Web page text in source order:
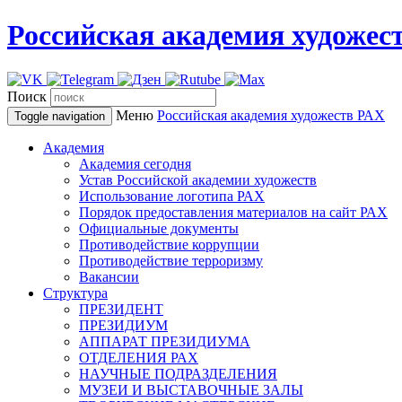
Российская академия
Поиск
Toggle navigation Меню Российская академия художеств РАХ
Академия
Академия сегодня
Устав Российской академии художеств
Использование логотипа РАХ
Порядок предоставления материалов на сайт РАХ
Официальные документы
Противодействие коррупции
Противодействие терроризму
Вакансии
Структура
ПРЕЗИДЕНТ
ПРЕЗИДИУМ
АППАРАТ ПРЕЗИДИУМА
ОТДЕЛЕНИЯ РАХ
НАУЧНЫЕ ПОДРАЗДЕЛЕНИЯ
МУЗЕИ И ВЫСТАВОЧНЫЕ ЗАЛЫ